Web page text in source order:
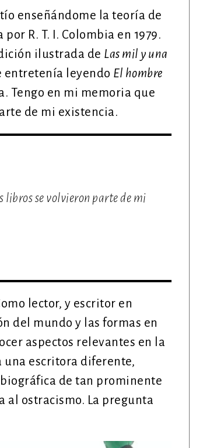
enseñándome la teoría de
R. T. I. Colombia en 1979.
ilustrada de Las mil y una
entretenía leyendo El hombre
Tengo en mi memoria que
de mi existencia.
libros se volvieron parte de mi
lector, y escritor en
del mundo y las formas en
aspectos relevantes en la
una escritora diferente,
de tan prominente
al ostracismo. La pregunta